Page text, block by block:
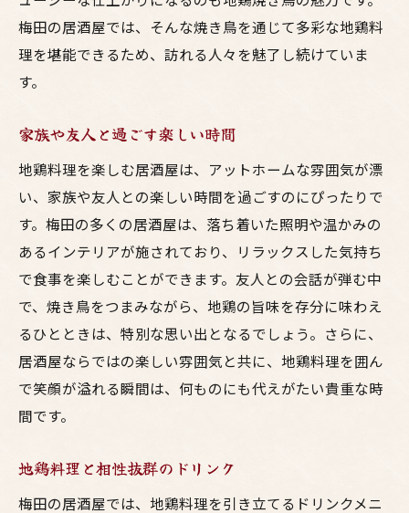
梅田の居酒屋では、そんな焼き鳥を通じて多彩な地鶏料
理を堪能できるため、訪れる人々を魅了し続けていま
す。
家族や友人と過ごす楽しい時間
地鶏料理を楽しむ居酒屋は、アットホームな雰囲気が漂
い、家族や友人との楽しい時間を過ごすのにぴったりで
す。梅田の多くの居酒屋は、落ち着いた照明や温かみの
あるインテリアが施されており、リラックスした気持ち
で食事を楽しむことができます。友人との会話が弾む中
で、焼き鳥をつまみながら、地鶏の旨味を存分に味わえ
るひとときは、特別な思い出となるでしょう。さらに、
居酒屋ならではの楽しい雰囲気と共に、地鶏料理を囲ん
で笑顔が溢れる瞬間は、何ものにも代えがたい貴重な時
間です。
地鶏料理と相性抜群のドリンク
梅田の居酒屋では、地鶏料理を引き立てるドリンクメニ